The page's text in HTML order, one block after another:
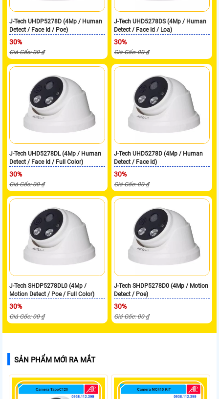
J-Tech UHDP5278D (4Mp / Human
Detect / Face Id / Poe)
30%
Giá Gốc: 00 ₫
J-Tech UHD5278DS (4Mp / Human
Detect / Face Id / Loa)
30%
Giá Gốc: 00 ₫
J-Tech UHD5278DL (4Mp / Human
Detect / Face Id / Full Color)
30%
Giá Gốc: 00 ₫
J-Tech UHD5278D (4Mp / Human
Detect / Face Id)
30%
Giá Gốc: 00 ₫
J-Tech SHDP5278DL0 (4Mp /
Motion Detect / Poe / Full Color)
30%
Giá Gốc: 00 ₫
J-Tech SHDP5278D0 (4Mp / Motion
Detect / Poe)
30%
Giá Gốc: 00 ₫
SẢN PHẨM MỚI RA MẮT